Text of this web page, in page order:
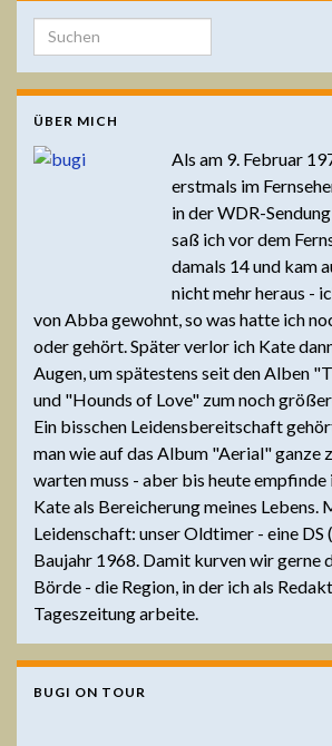
Search for:
ÜBER MICH
Als am 9. Februar
erstmals im
in der WDR-
saß ich vor dem
damals 14 und kam
nicht mehr heraus -
von Abba gewohnt, so was hatte ich
oder gehört. Später verlor ich Kate
Augen, um spätestens seit den Alben
und "Hounds of Love" zum noch
Ein bisschen Leidensbereitschaft
man wie auf das Album "Aerial" ganze
warten muss - aber bis heute
Kate als Bereicherung meines Lebens.
Leidenschaft: unser Oldtimer - eine DS
Baujahr 1968. Damit kurven wir gerne
Börde - die Region, in der ich als
Tageszeitung arbeite.
BUGI ON TOUR